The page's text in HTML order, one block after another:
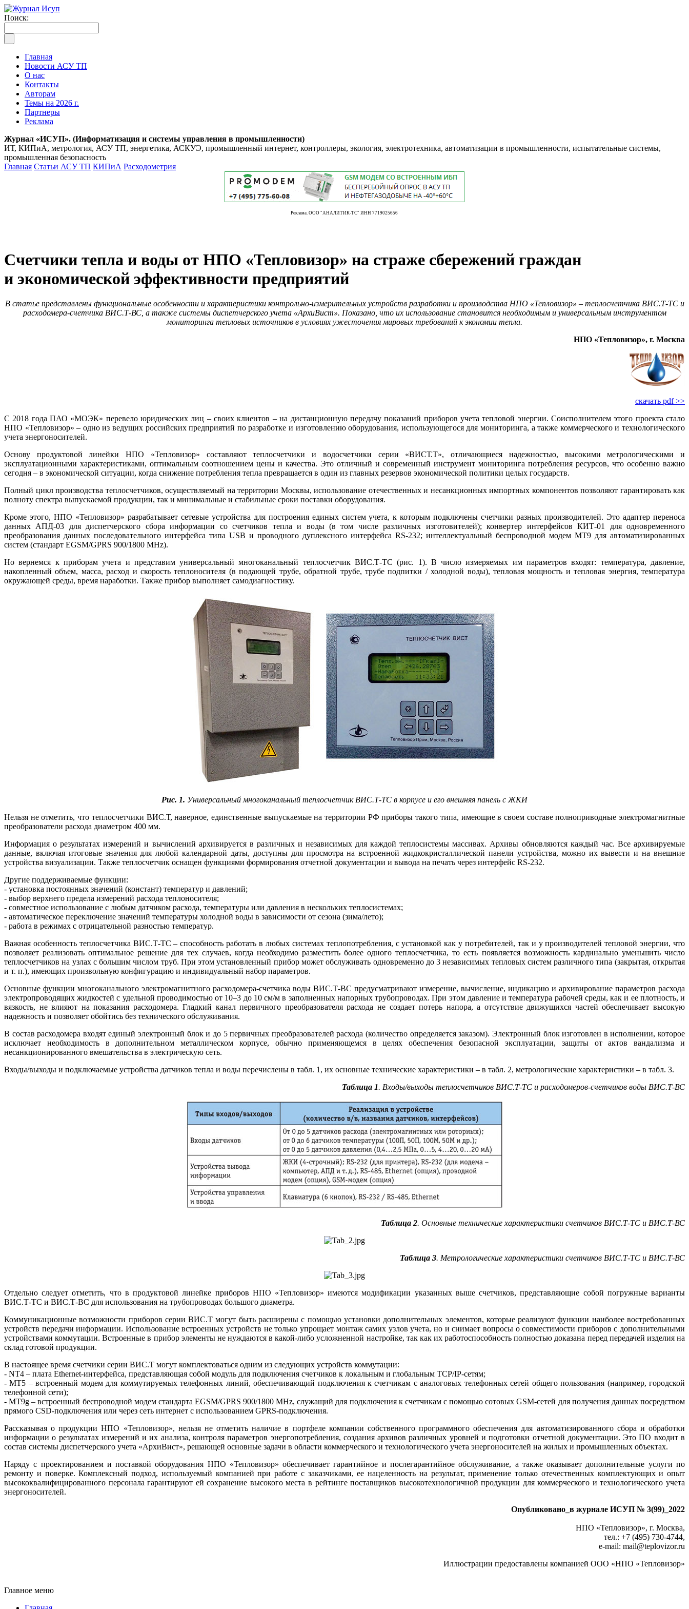
Поиск:
Главная
Новости АСУ ТП
О нас
Контакты
Авторам
Темы на 2026 г.
Партнеры
Реклама
Журнал «ИСУП». (Информатизация и системы управления в промышленности)
ИТ, КИПиА, метрология, АСУ ТП, энергетика, АСКУЭ, промышленный интернет, контроллеры, экология, электротехника, автоматизации в промышленности, испытательные системы,
промышленная безопасность
Главная Статьи АСУ ТП КИПиА Расходометрия
Реклама. ООО "АНАЛИТИК-ТС" ИНН 7719025656
Счетчики тепла и воды от НПО «Тепловизор» на страже сбережений граждан
и экономической эффективности предприятий
В статье представлены функциональные особенности и характеристики контрольно-измерительных устройств разработки и производства НПО «Тепловизор» – теплосчетчика ВИС.Т‑ТС и
расходомера-счетчика ВИС.Т‑ВС, а также системы диспетчерского учета «АрхиВист». Показано, что их использование становится необходимым и универсальным инструментом
мониторинга тепловых источников в условиях ужесточения мировых требований к экономии тепла.
НПО «Тепловизор», г. Москва
скачать pdf >>
С 2018 года ПАО «МОЭК» перевело юридических лиц – своих клиентов – на дистанционную передачу показаний приборов учета тепловой энергии. Соисполнителем этого проекта стало
НПО «Тепловизор» – одно из ведущих российских предприятий по разработке и изготовлению оборудования, использующегося для мониторинга, а также коммерческого и технологического
учета энергоносителей.
Основу продуктовой линейки НПО «Тепловизор» составляют теплосчетчики и водосчетчики серии «ВИСТ.Т», отличающиеся надежностью, высокими метрологическими и
эксплуатационными характеристиками, оптимальным соотношением це­ны и качества. Это отличный и современный инструмент мониторинга потребления ресурсов, что особенно важно
сегодня – в экономической ситуации, когда снижение потребления тепла превращается в один из главных резервов экономической политики целых государств.
Полный цикл производства теплосчетчиков, осуществляемый на территории Москвы, использование отечественных и несанкционных импортных компонентов позволяют гарантировать как
полноту спектра выпускаемой продукции, так и минимальные и стабильные сроки поставки оборудования.
Кроме этого, НПО «Тепловизор» разрабатывает сетевые устройства для построения единых систем учета, к которым подключены счетчики разных производителей. Это адаптер переноса
данных АПД‑03 для диспетчерского сбора информации со счетчиков тепла и во­ды (в том числе различных изготовителей); конвертер интерфейсов КИТ‑01 для одновременного
преобразования данных последовательного интерфейса ти­па USB и проводного дуплексного интерфейса RS‑232; интеллектуальный беспроводной модем MT9 для автоматизированных
систем (стандарт EGSM/GPRS 900/1800 MHz).
Но вернемся к приборам учета и представим универсальный многоканальный теплосчетчик ВИС.Т‑ТС (рис. 1). В число измеряемых им параметров входят: температура, давление,
накопленный объем, масса, расход и скорость теплоносителя (в подающей трубе, обратной трубе, трубе подпитки / холодной во­ды), тепловая мощность и тепловая энергия, температура
окружающей среды, время наработки. Также прибор выполняет самодиагностику.
Рис. 1. Универсальный многоканальный теплосчетчик ВИС.Т‑ТС в корпусе и его внешняя панель с ЖКИ
Нельзя не отметить, что теплосчетчики ВИС.Т, наверное, единственные выпускаемые на территории РФ приборы такого ти­па, имеющие в своем составе полноприводные электромагнитные
преобразователи расхода диаметром 400 мм.
Информация о результатах измерений и вычислений архивируется в различных и независимых для каждой теплосистемы массивах. Архивы обновляются каждый час. Все архивируемые
данные, включая итоговые значения для любой календарной да­ты, доступны для просмотра на встроенной жидкокристаллической панели устройства, можно их вывести и на внешние
устройства визуализации. Также теплосчетчик оснащен функциями формирования отчетной документации и вывода на печать через интерфейс RS‑232.
Другие поддерживаемые функции:
- установка постоянных значений (констант) температур и давлений;
- выбор верхнего предела измерений расхода теплоносителя;
- совместное использование с любым датчиком расхода, температуры или давления в нескольких теплосистемах;
- автоматическое переключение значений температуры холодной во­ды в зависимости от сезона (зима/лето);
- работа в режимах с отрицательной разностью температур.
Важная особенность теплосчетчика ВИС.Т‑ТС – способность работать в любых системах теплопотребления, с установкой как у потребителей, так и у производителей тепловой энергии, что
позволяет реализовать оптимальное решение для тех случаев, когда необходимо разместить более одного теплосчетчика, то есть появляется возможность кардинально уменьшить число
теплосчетчиков на узлах с большим числом труб. При этом установленный прибор может обслуживать одновременно до 3 независимых тепловых систем различного ти­па (закрытая, открытая
и т. п.), имеющих произвольную конфигурацию и индивидуальный набор параметров.
Основные функции многоканального электромагнитного расходомера-счетчика во­ды ВИС.Т‑ВС предусматривают измерение, вычисление, индикацию и архивирование параметров расхода
электропроводящих жидкостей с удельной проводимостью от 10–3 до 10 см/м в заполненных напорных трубопроводах. При этом давление и температура рабочей среды, как и ее плотность, и
вязкость, не влияют на показания расходомера. Гладкий канал первичного преобразователя расхода не создает потерь напора, а отсутствие движущихся частей обеспечивает высокую
надежность и позволяет обойтись без технического обслуживания.
В состав расходомера входят единый электронный блок и до 5 первичных преобразователей расхода (количество определяется заказом). Электронный блок изготовлен в исполнении, которое
исключает необходимость в дополнительном металлическом корпусе, обычно применяющемся в целях обеспечения безопасной эксплуатации, защиты от актов вандализма и
несанкционированного вмешательства в электрическую сеть.
Входы/выходы и подключаемые устройства датчиков тепла и во­ды перечислены в табл. 1, их основные технические характеристики – в табл. 2, метрологические характеристики – в табл. 3.
Таблица 1. Входы/выходы теплосчетчиков ВИС.Т‑ТС и расходомеров‑счетчиков воды ВИС.Т‑ВС
Таблица 2. Основные технические характеристики счетчиков ВИС.Т‑ТС и ВИС.Т‑ВС
Таблица 3. Метрологические характеристики счетчиков ВИС.Т‑ТС и ВИС.Т‑ВС
Отдельно следует отметить, что в продуктовой линейке приборов НПО «Тепловизор» имеются модификации указанных вы­ше счетчиков, представляющие собой погружные варианты
ВИС.Т‑ТС и ВИС.Т‑ВС для использования на трубопроводах большого диаметра.
Коммуникационные возможности приборов серии ВИС.Т могут быть расширены с помощью установки дополнительных элементов, которые реализуют функции наиболее востребованных
устройств передачи информации. Использование встроенных устройств не только упрощает монтаж самих узлов учета, но и снимает вопросы о совместимости приборов с дополнительными
устройствами коммутации. Встроенные в прибор элементы не нуждаются в какой-либо усложненной настройке, так как их работоспособность полностью доказана перед передачей изделия на
склад готовой продукции.
В настоящее время счетчики серии ВИС.Т могут комплектоваться одним из следующих устройств коммутации:
- NT4 – плата Ethernet-интерфейса, представляющая собой модуль для подключения счетчиков к локальным и глобальным TCP/IP-сетям;
- MT5 – встроенный модем для коммутируемых телефонных линий, обеспечивающий подключения к счетчикам с аналоговых телефонных сетей общего пользования (например, городской
телефонной сети);
- MT9g – встроенный беспроводной модем стандарта EGSM/GPRS 900/1800 MHz, служащий для подключения к счетчикам с помощью сотовых GSM-сетей для получения данных посредством
прямого CSD-подключения или через сеть интернет с использованием GPRS-подключения.
Рассказывая о продукции НПО «Тепловизор», нельзя не отметить наличие в портфеле компании собственного программного обеспечения для автоматизированного сбора и обработки
информации о результатах измерений и их анализа, контроля параметров энергопотребления, создания архивов различных уровней и подготовки отчетной документации. Это ПО входит в
состав системы диспетчерского учета «АрхиВист», решающей основные задачи в области коммерческого и технологического учета энергоносителей на жилых и промышленных объектах.
Наряду с проектированием и поставкой оборудования НПО «Тепловизор» обеспечивает гарантийное и послегарантийное обслуживание, а также оказывает дополнительные услуги по
ремонту и поверке. Комплексный подход, используемый компанией при работе с заказчиками, ее нацеленность на результат, применение только отечественных комплектующих и опыт
высококвалифицированного персонала гарантируют ей сохранение высокого места в рейтинге поставщиков высокотехнологичной продукции для коммерческого и технологического учета
энергоносителей.
Опубликовано_в журнале ИСУП № 3(99)_2022
НПО «Тепловизор», г. Москва,
тел.: +7 (495) 730-4744,
e-mail: mail@teplovizor.ru
Иллюстрации предоставлены компанией ООО «НПО «Тепловизор»
Главное меню